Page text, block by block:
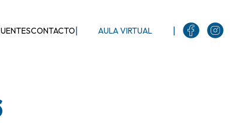
CONTACTO| AULA VIRTUAL |